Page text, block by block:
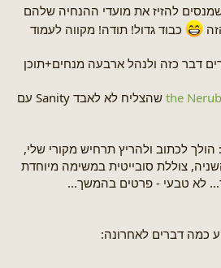
להזיז את מועדי ההנחיה שלהם
כבוד גדול! תודה! מקווה לעמוד
דבר כזה ולנהל ארבעה מנחים+תוכן
the
שהצליח לא לאבד Sanity עם
לכתוב ולהריץ תרחיש מקורי שלי,
צוללת סובייטית במשימה מיוחדת
לא טבעי - פרטים בהמשך...
כמה דברים לאחרונה: